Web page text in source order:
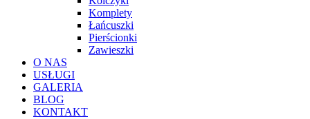
Komplety
Łańcuszki
Pierścionki
Zawieszki
O NAS
USŁUGI
GALERIA
BLOG
KONTAKT